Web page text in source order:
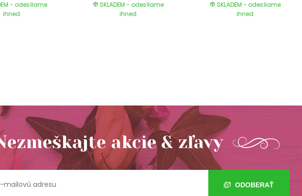
- odesílame
ihned
SKLADEM - odesílame
ihned
SKLADEM - odesílame
ihned
akcie & zľavy
ODOBERAŤ